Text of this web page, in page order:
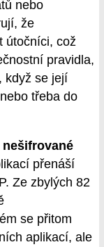
nebo
že
útočníci, což
pravidla,
když se její
třeba do
nešifrované
přenáší
Ze zbylých 82
se přitom
aplikací, ale